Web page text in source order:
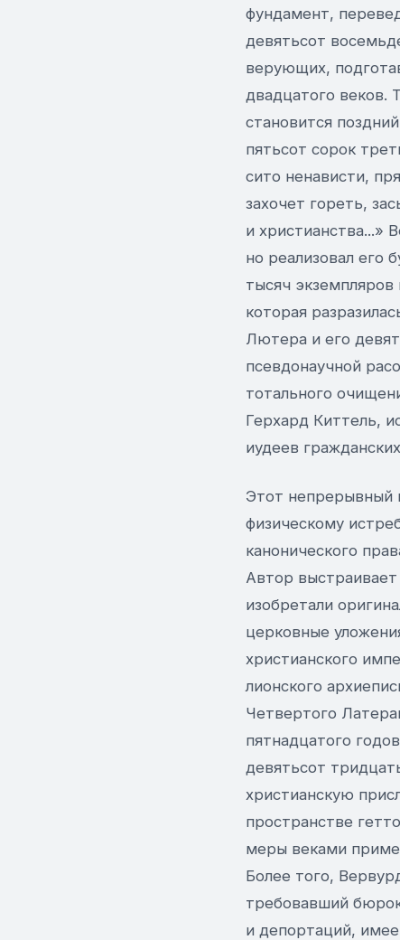
фундамент,
девятьсот
верующих,
двадцатого веков.
становится
пятьсот сорок
сито ненависти,
захочет гореть,
и христианства...»
но реализовал его
тысяч экземпляров
которая
Лютера и его
псевдонаучной
тотального
Герхард Киттель,
иудеев
Этот непрерывный
физическому
канонического
Автор
изобретали
церковные
христианского
лионского
Четвертого
пятнадцатого
девятьсот
христианскую
пространстве
меры веками
Более того,
требовавший
и депортаций,